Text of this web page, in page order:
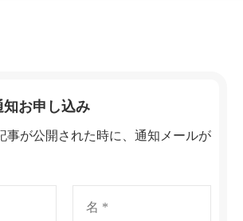
お申し込み
事が公開された時に、通知メールが